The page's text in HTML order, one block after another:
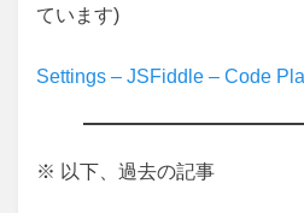
ています)
Settings – JSFiddle – Code
※ 以下、過去の記事